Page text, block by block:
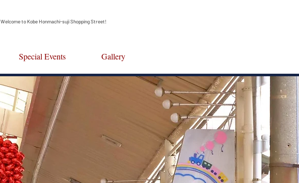
Welcome to​ Kobe Honmachi-suji Shopping Street!
Special Events Gallery